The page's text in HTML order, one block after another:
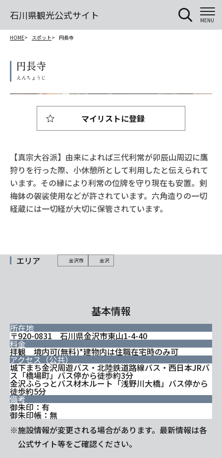
石川県観光公式サイト MENU
HOME スポット 円長寺
円長寺
【真宗大谷派】由来によれば三代利常が卯辰山周辺に鷹
狩りを行った際、小休憩所として利用したと伝えられて
います。その縁により利常の位牌を守り現在も安置。剣
梅鉢の袈裟使用などが許されています。六角造りの一切
経蔵には一切経が大切に保管されています。
マイリストに登録
エリア 金沢市 金沢
基本情報
所在地
〒920-0831 石川県金沢市東山1-4-40
料金
拝観 境内可(無料)*建物内は住職在宅時のみ可
アクセス（公共）
城下まち金沢周遊バス・北陸鉄道路線バス・西日本JRバ
ス「橋場町」バス停から徒歩約3分
金沢ふらっとバス材木ルート「浅野川大橋」バス停から
徒歩約5分
備考
御朱印：有
御朱印帳：無
※施設情報が変更される場合があります。最新情報は各
公式サイト等をご確認ください。